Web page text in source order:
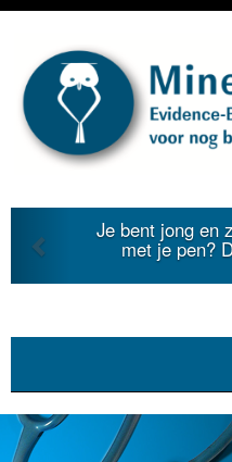
Je bent jong en
met je pen?
Previous